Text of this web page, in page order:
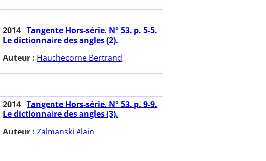
2014 Tangente Hors-série. N° 53. p. 5-5.
Le dictionnaire des angles (2).
Auteur : Hauchecorne Bertrand
2014 Tangente Hors-série. N° 53. p. 9-9.
Le dictionnaire des angles (3).
Auteur :Zalmanski Alain